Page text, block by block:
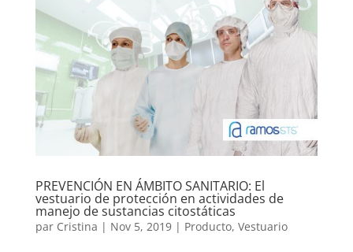
PREVENCIÓN EN ÁMBITO SANITARIO: El
vestuario de protección en actividades de
manejo de sustancias citostáticas
par Cristina | Nov 5, 2019| Producto, Vestuario